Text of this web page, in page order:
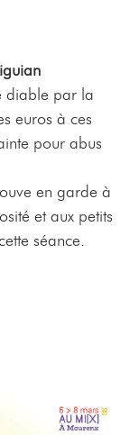
diable par la
euros à ces
pour abus
en garde à
et aux petits
séance.